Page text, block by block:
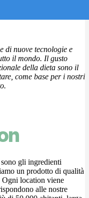
di nuove tecnologie e
il mondo. Il gusto
della dieta sono il
come base per i nostri
gli ingredienti
un prodotto di qualità
Ogni location viene
alle nostre